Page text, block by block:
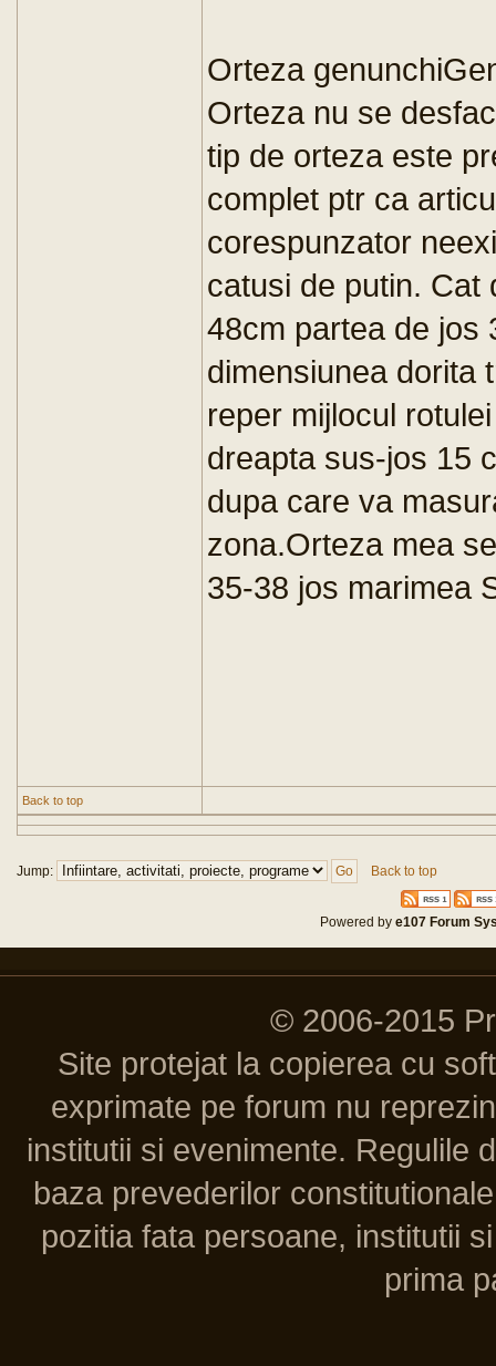
Orteza
Orteza nu se
tip de orteza este
complet ptr ca
corespunzator
catusi de putin. Cat
48cm partea de jos
dimensiunea dorita
reper mijlocul
dreapta sus-jos 15
dupa care va
zona.Orteza mea
35-38 jos marimea
Back to top
Jump: Back to top
Powered bye107 Forum
© 2006-2015
Site protejat la copierea cu
exprimate pe forum nu
institutii si evenimente. Regulile
baza prevederilor
pozitia fata persoane, institutii
prima